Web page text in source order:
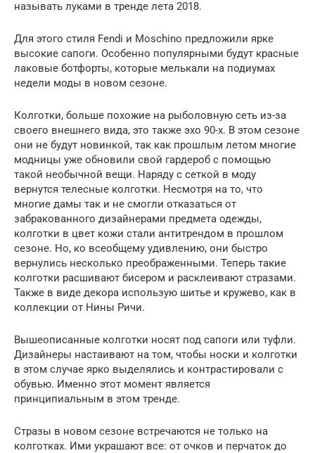
называть луками в тренде лета 2018.
Для этого стиля Fendi и Moschino предложили ярке
высокие сапоги. Особенно популярными будут красные
лаковые ботфорты, которые мелькали на подиумах
недели моды в новом сезоне.
Колготки, больше похожие на рыболовную сеть из-за
своего внешнего вида, это также эхо 90-х. В этом сезоне
они не будут новинкой, так как прошлым летом многие
модницы уже обновили свой гардероб с помощью
такой необычной вещи. Наряду с сеткой в моду
вернутся телесные колготки. Несмотря на то, что
многие дамы так и не смогли отказаться от
забракованного дизайнерами предмета одежды,
колготки в цвет кожи стали антитрендом в прошлом
сезоне. Но, ко всеобщему удивлению, они быстро
вернулись несколько преображенными. Теперь такие
колготки расшивают бисером и расклеивают стразами.
Также в виде декора использую шитье и кружево, как в
коллекции от Нины Ричи.
Вышеописанные колготки носят под сапоги или туфли.
Дизайнеры настаивают на том, чтобы носки и колготки
в этом случае ярко выделялись и контрастировали с
обувью. Именно этот момент является
принципиальным в этом тренде.
Стразы в новом сезоне встречаются не только на
колготках. Ими украшают все: от очков и перчаток до